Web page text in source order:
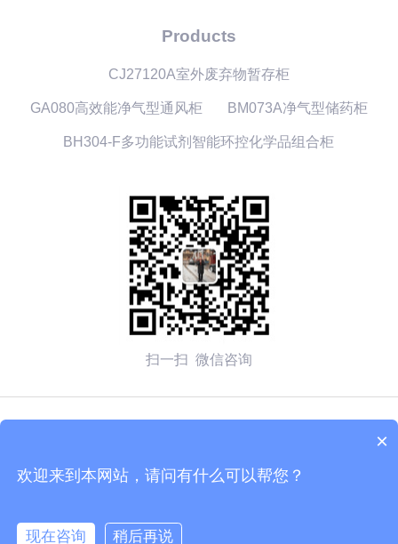
×
欢迎来到本网站，请问有什么可以帮您？
现在咨询 稍后再说
Products
CJ27120A室外废弃物暂存柜
GA080高效能净气型通风柜 BM073A净气型储药柜
BH304-F多功能试剂智能环控化学品组合柜
扫一扫 微信咨询
技术支持：化工仪器网管理登陆 sitemap.xml